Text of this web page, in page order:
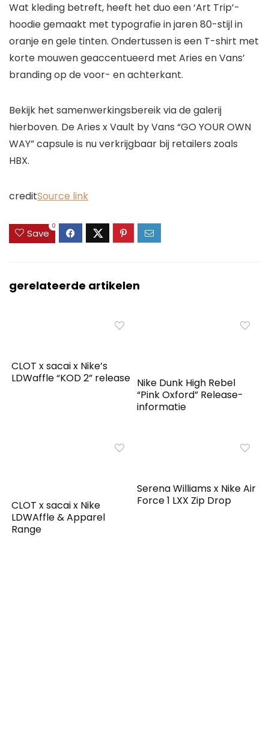
Wat kleding betreft, heeft het duo een ‘Art Trip’-
hoodie gemaakt met typografie in jaren 80-stijl in
oranje en gele tinten. Ondertussen is een T-shirt met
korte mouwen geaccentueerd met Aries en Vans’
branding op de voor- en achterkant.
Bekijk het samenwerkingsbereik via de galerij
hierboven. De Aries x Vault by Vans “GO YOUR OWN
WAY” capsule is nu verkrijgbaar bij retailers zoals
HBX.
creditSource link
Save
0
gerelateerde artikelen
CLOT x sacai x Nike’s
LDWaffle “KOD 2” release Nike Dunk High Rebel
“Pink Oxford” Release-
informatie
CLOT x sacai x Nike
LDWAffle & Apparel
Range
Serena Williams x Nike Air
Force 1 LXX Zip Drop